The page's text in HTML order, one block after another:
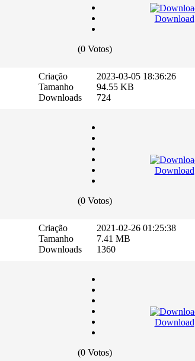
(0 Votos)
Download
Criação
Tamanho
Downloads
2023-03-05 18:36:26
94.55 KB
724
(0 Votos)
Download
Criação
Tamanho
Downloads
2021-02-26 01:25:38
7.41 MB
1360
(0 Votos)
Download